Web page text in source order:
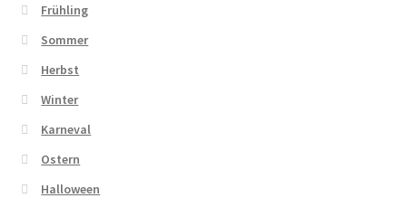
Frühling
Sommer
Herbst
Winter
Karneval
Ostern
Halloween